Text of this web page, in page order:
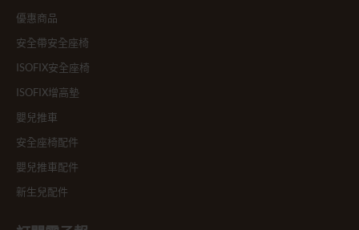
優惠商品
安全帶安全座椅
ISOFIX安全座椅
ISOFIX增高墊
嬰兒推車
安全座椅配件
嬰兒推車配件
新生兒配件